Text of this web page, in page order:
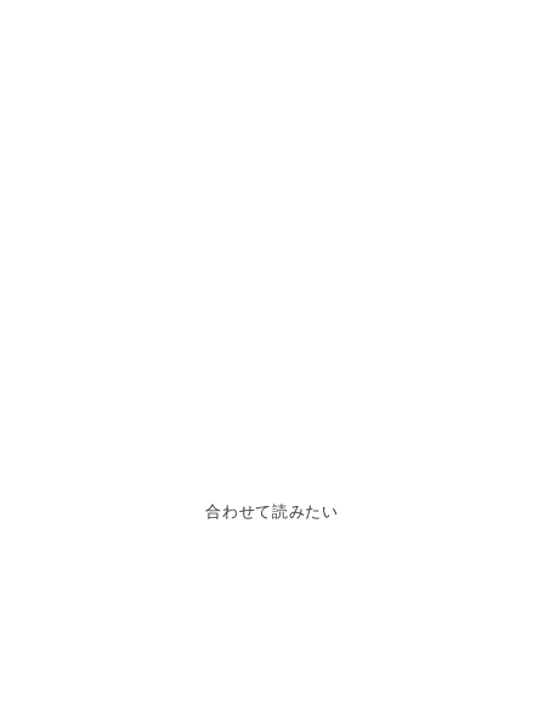
合わせて読みたい